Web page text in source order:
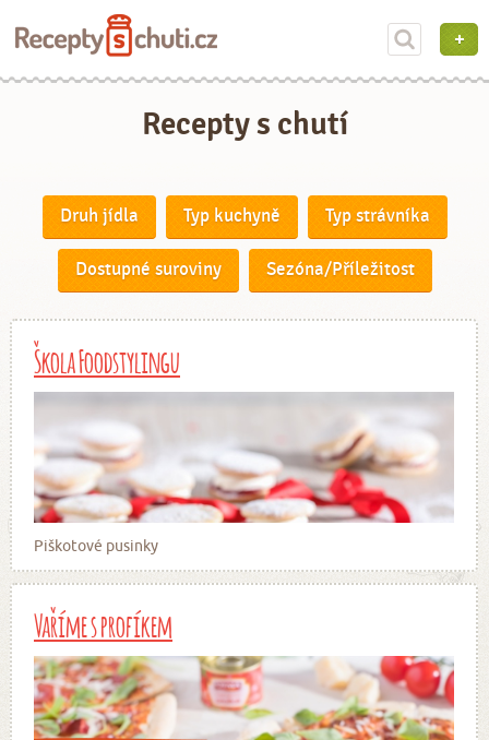
Recepty s chutí
Druh jídla Typ kuchyně Typ strávníka
Dostupné suroviny Sezóna/Příležitost
Škola Foodstylingu
Piškotové pusinky
Vaříme s profíkem